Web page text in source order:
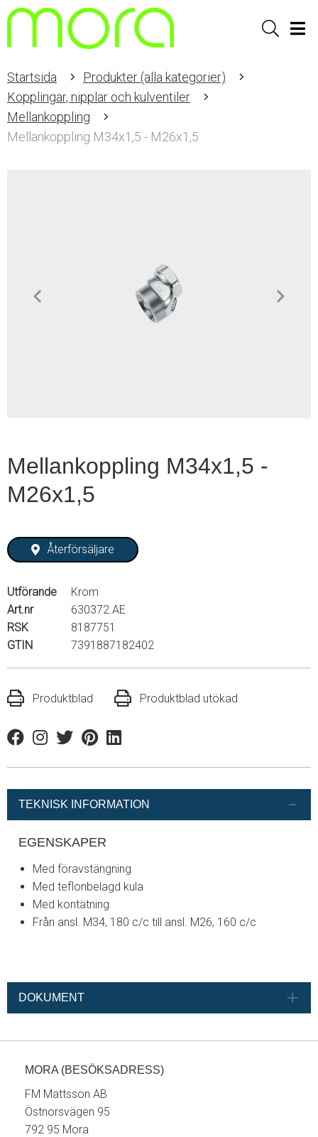
Sök
Startsida
Produkter (alla kategorier)
Kopplingar, nipplar och kulventiler
Mellankoppling
Mellankoppling M34x1,5 - M26x1,5
Mellankoppling M34x1,5 -
M26x1,5
Återförsäljare
Utförande
Krom
Art.nr
630372.AE
RSK
8187751
GTIN
7391887182402
Produktblad Produktblad utökad
FacebookInstagram
TwitterPinterestLinkedin
TEKNISK INFORMATION
EGENSKAPER
Med föravstängning
Med teflonbelagd kula
Med kontätning
Från ansl. M34, 180 c/c till ansl. M26, 160 c/c
DOKUMENT
MORA (BESÖKSADRESS)
FM Mattsson AB
Östnorsvägen 95
792 95 Mora